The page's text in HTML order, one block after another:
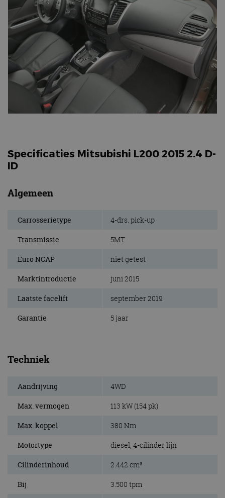
Specificaties Mitsubishi L200 2015 2.4 D-
ID
Algemeen
Carrosserietype 4-drs. pick-up
Transmissie 5MT
Euro NCAP niet getest
Marktintroductie juni 2015
Laatste facelift september 2019
Garantie 5 jaar
Techniek
Aandrijving 4WD
Max. vermogen 113 kW (154 pk)
Max. koppel 380 Nm
Motortype diesel, 4-cilinder lijn
Cilinderinhoud 2.442 cm³
Bij 3.500 tpm